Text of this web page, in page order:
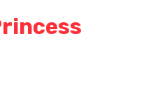
Princess